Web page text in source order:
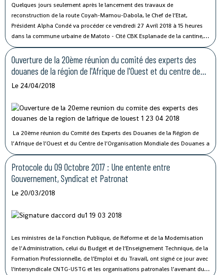
Quelques jours seulement après le lancement des travaux de
reconstruction de la route Coyah-Mamou-Dabola, le Chef de l’Etat,
Président Alpha Condé va procéder ce vendredi 27 Avril 2018 à 15 heures
dans la commune urbaine de Matoto - Cité CBK Esplanade de la cantine, à
la cérémonie de lancement des Travaux de réhabilitation des voiries de
Kaloum, Dixinn, Matam, des échangeurs de Matoto et Kagbélén, et des
voies de contournement.
Ouverture de la 20ème réunion du comité des experts des
douanes de la région de l'Afrique de l'Ouest et du centre de
l'OMD
Le 24/04/2018
La 20ème réunion du Comité des Experts des Douanes de la Région de
l’Afrique de l’Ouest et du Centre de l’Organisation Mondiale des Douanes a
ouvert ses travaux ce Lundi 23 Avril 2018 à Conakry. Cette rencontre qui
réunit les experts douaniers des vingt-trois administrations membres de
l’OMD et également les hauts représentants des structures régionales et
des institutions internationales sert de pôle de discussions et d’échanges
entre les différents participants.
Protocole du 09 Octobre 2017 : Une entente entre
Gouvernement, Syndicat et Patronat
Le 20/03/2018
Les ministres de la Fonction Publique, de Réforme et de la Modernisation
de l’Administration, celui du Budget et de l’Enseignement Technique, de la
Formation Professionnelle, de l’Emploi et du Travail, ont signé ce jour avec
l’intersyndicale CNTG-USTG et les organisations patronales l’avenant du